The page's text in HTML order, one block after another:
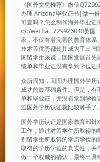
《国外文凭推荐》微信
办理 Arizona毕业证书|做一
可查吗？怎么制作海外毕业证
qq/wechat: 729926040英国
家，不仅有着完善的教育体
技术等优势都使其成为了出
国留学生来说，回国发展首
绩单和毕业证没有拿到学位证
众所周知，回国办理国外学
成功的最基础条件。但是，
单和毕业证，并没有拿到学位
过国外学历认证就比较棘手了。
国外学历认证是国家教育部
工作，通过对留学生所取得的
别留学生所取得的学历学位
取得的学历学位的真实性，
做一个权威的确认，最终出具